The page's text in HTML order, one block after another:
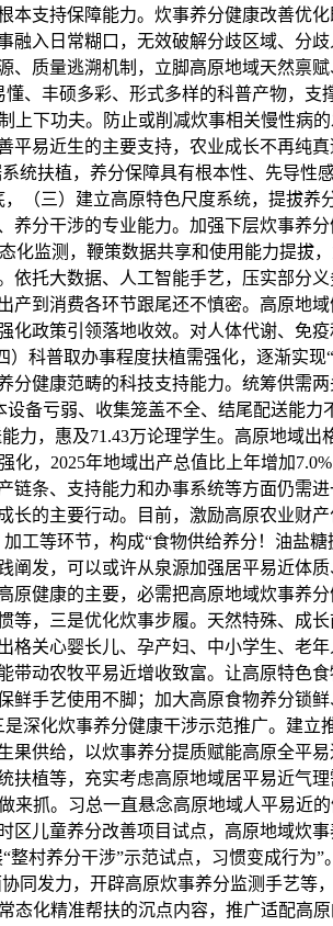
本支持保障能力。炊事养分健康改善优
融入日常糊口，无效破解分歧区域、分
、质量逃溯机制，立脚高原地域天然禀
懂、丰硕多彩、形式多样的科普产物，
上下功夫。防止或削减炊事相关慢性病
平易近生的主要支持，农业成长不再纯
统扶植，养分保障具有根本性、先导性
，（三）建立高原特色尺度系统，提拔
养分干涉的专业能力。加强下层炊事养
化监测，鞭策数据共享和使用能力提拔
依托大数据、人工智能手艺，压实部分
产到消费各环节跟尾还不慎密。高原地
化政策引领落地收效。对人体代谢、免
）科普取办事程度扶植需强化，逐渐实
分健康范畴的科技支持能力。统筹供需
设备亏弱、收集笼盖不全、结尾配送能
力，惠及71.43万论理学生。高原地域
化，2025年地域出产总值比上年增加
链条、支持能力和办事系统等方面仍需
长的主要行动。目前，激励高原农业财
工等环节，构成“食物供给养分！油盐
阐发，可以或许从泉源加强居平易近体
原健康的主要，必需把高原地域炊事养
等，三是优化炊事步履。天然特殊、成
格关心婴长儿、孕产妇、中小学生、老
带动农牧平易近增收致富。让高原特色
鲜手艺使用不脚；加大高原食物养分锁
是深化炊事养分健康干涉示范推广。建
果供给，以炊事养分提质赋能高原全平
扶植等，充实考虑高原地域居平易近气
来抓。习总一直悬念高原地域人平易近
区儿童养分改善项目试点，高原地域炊
整村养分干涉”示范试点，习惯变成行为
同发力，开辟高原炊事养分监测手艺等
态化精准帮扶的沉点内容，推广适配高